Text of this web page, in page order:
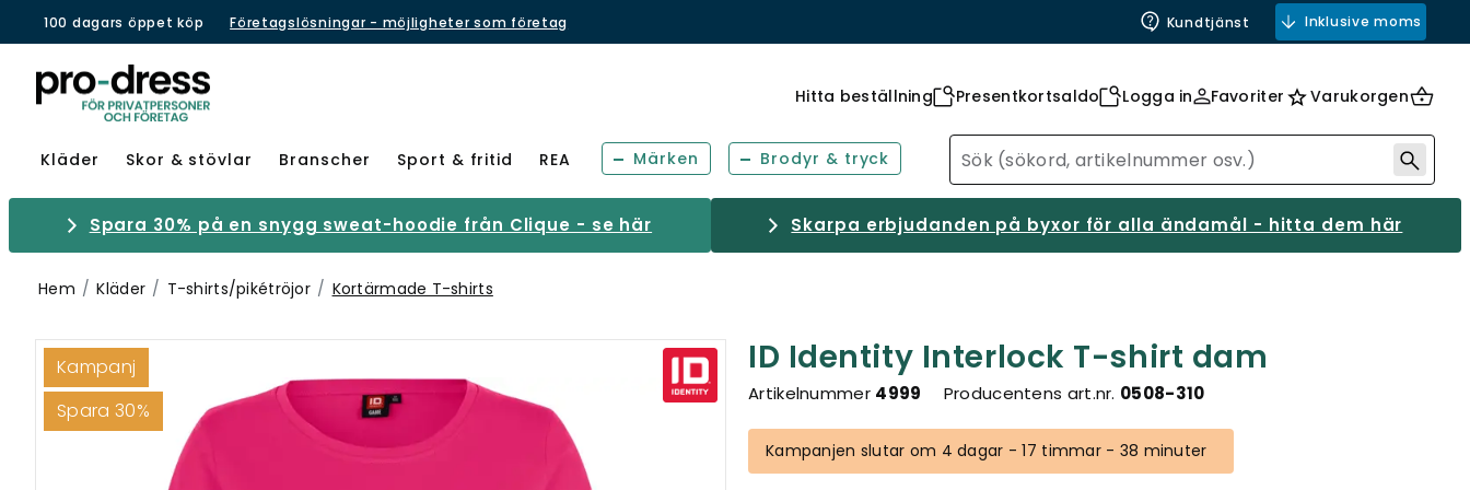
100 dagars öppet köp Företagslösningar - möjligheter som företag Kundtjänst Inklusive moms
Hitta beställning Presentkortsaldo Logga in Favoriter Varukorgen
Kläder Skor & stövlar Branscher Sport & fritid REA Märken Brodyr & tryck
Spara 30% på en snygg sweat-hoodie från Clique - se här Skarpa erbjudanden på byxor för alla ändamål - hitta dem här
Hem Kläder T-shirts/pikétröjor Kortärmade T-shirts
Kampanj
Spara 30%
ID Identity Interlock T-shirt dam
Artikelnummer 4999 Producentens art.nr. 0508-310
Kampanjen slutar om 4 dagar - 17 timmar - 38 minuter